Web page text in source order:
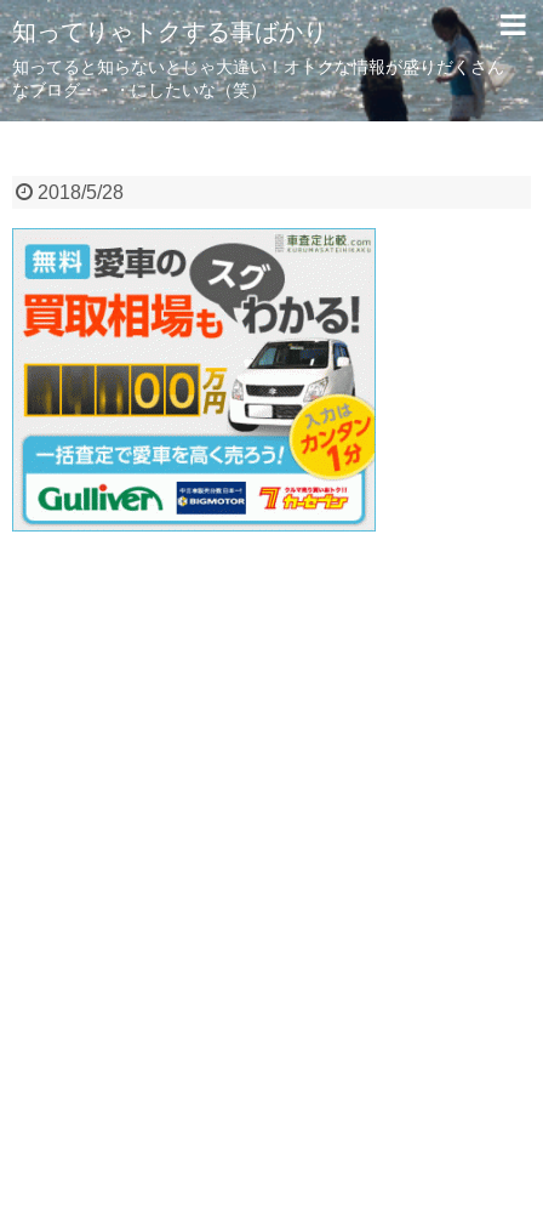
知ってりゃトクする事ばかり
知ってると知らないとじゃ大違い！オトクな情報が盛りだくさん
なブログ・・・にしたいな（笑）
2018/5/28